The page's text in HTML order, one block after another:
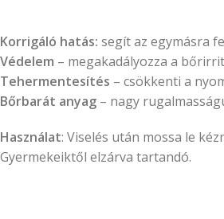
Korrigáló hatás: segít az egymásra
Védelem – megakadályozza a
Tehermentesítés – csökkenti a
Bőrbarát anyag – nagy
Használat: Viselés után mossa le
Gyermekeiktől elzárva tartandó.